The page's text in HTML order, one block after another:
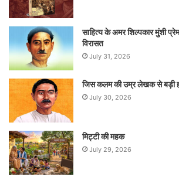
साहित्य के अमर शिल्पकार मुंशी
विरासत
July 31, 2026
जिस कलम की उम्र लेखक से बड़ी
July 30, 2026
मिट्टी की महक
July 29, 2026